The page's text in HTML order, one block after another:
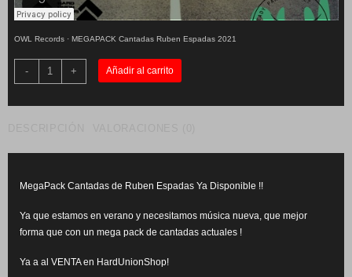
OWL Records· MEGAPACK Cantadas Ruben Espadas 2021
-
MegaPack
Cantadas
Ruben
cantidad
+ Añadir al carrito
MegaPack Cantadas de Ruben Espadas Ya Disponible !!
Ya que estamos en verano y necesitamos música nueva, que mejor
forma que con un mega pack de cantadas actuales !
Ya a al VENTA en HardUnionShop!